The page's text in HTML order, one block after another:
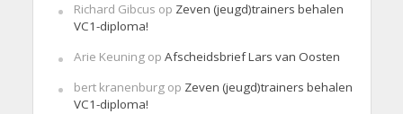
Richard Gibcus op Zeven (jeugd)trainers behalen
VC1-diploma!
Arie Keuningop Afscheidsbrief Lars van Oosten
bert kranenburgop Zeven (jeugd)trainers behalen
VC1-diploma!